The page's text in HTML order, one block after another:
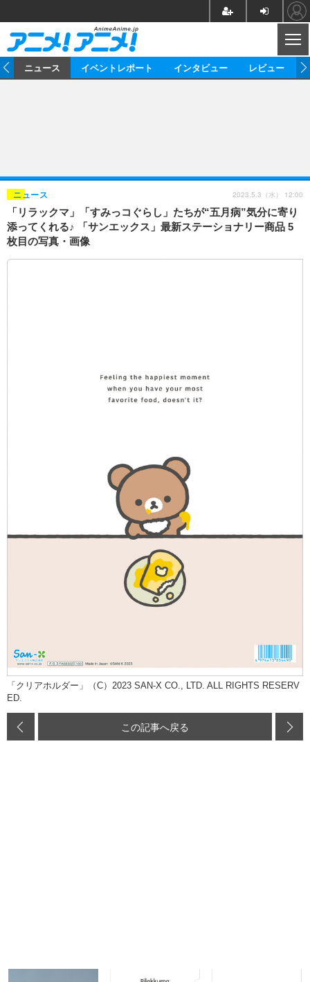
ゲーム グッズ
イベント
海外イベント ビジネス
俳優・タレント アーティスト
ビジネス
アニメ 実写
書評
動画
アニメ
連載・コラム
ニュース イベントレポート インタビュー レビュー
「リラックマ」「すみっコぐらし」たちが“五月病”気分に寄り
添ってくれる♪ 「サンエックス」最新ステーショナリー商品 5
枚目の写真・画像
ニュース 2023.5.3（水） 12:00
「クリアホルダー」（C）2023 SAN-X CO., LTD. ALL RIGHTS RESERV
ED.
この記事へ戻る